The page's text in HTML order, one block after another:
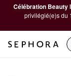
Célébration Beauty
privilégié(e)s du